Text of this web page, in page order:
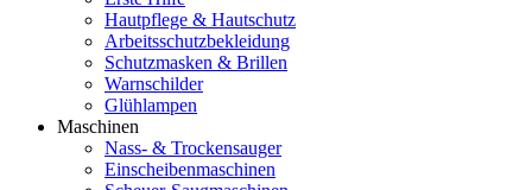
Hautpflege & Hautschutz
Arbeitsschutzbekleidung
Schutzmasken & Brillen
Warnschilder
Glühlampen
Maschinen
Nass- & Trockensauger
Einscheibenmaschinen